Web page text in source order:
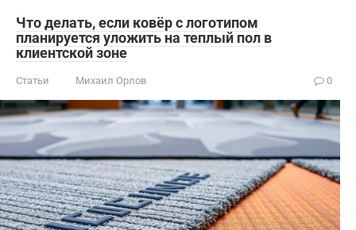
Что делать, если ковёр с логотипом
планируется уложить на теплый пол в
клиентской зоне
Статьи Михаил Орлов 0